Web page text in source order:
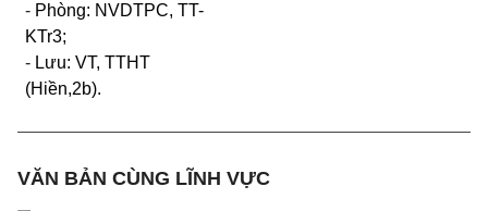
- Phòng: NVDTPC, TT-
KTr3;
- Lưu: VT, TTHT
(Hiền,2b).
VĂN BẢN CÙNG LĨNH VỰC